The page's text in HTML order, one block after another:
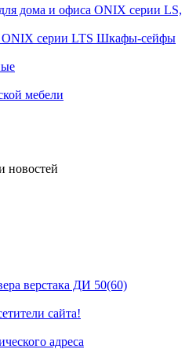
дома и офиса ONIX серии LS,
Шкафы-сейфы
мебели
новостей
верстака ДИ 50(60)
сайта!
адреса